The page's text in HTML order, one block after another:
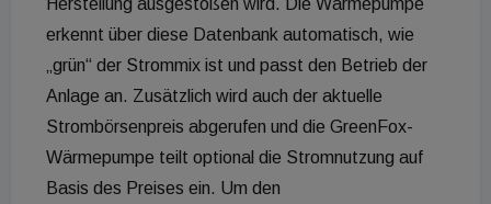
Herstellung ausgestoßen wird. Die Wärmepumpe
erkennt über diese Datenbank automatisch, wie
„grün“ der Strommix ist und passt den Betrieb der
Anlage an. Zusätzlich wird auch der aktuelle
Strombörsenpreis abgerufen und die GreenFox-
Wärmepumpe teilt optional die Stromnutzung auf
Basis des Preises ein. Um den